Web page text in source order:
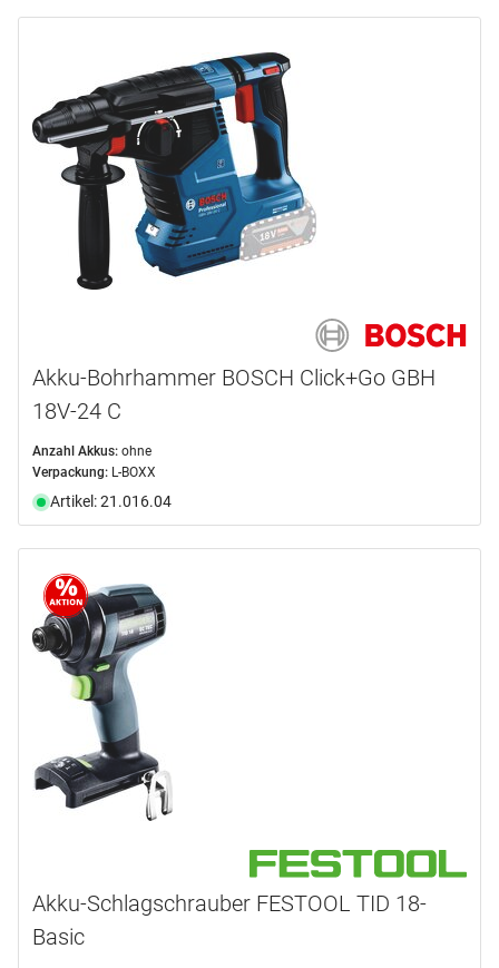
Akku-Bohrhammer BOSCH Click+Go GBH
18V-24 C
Anzahl Akkus: ohne
Verpackung: L-BOXX
Artikel: 21.016.04
Akku-Schlagschrauber FESTOOL TID 18-
Basic